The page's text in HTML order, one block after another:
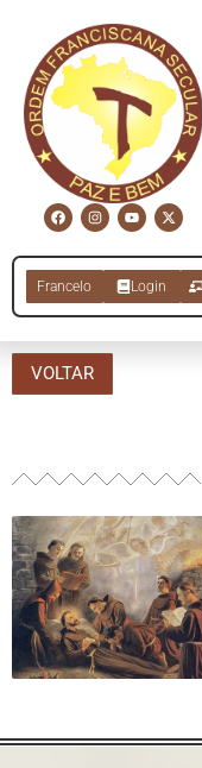
Francelo Login
VOLTAR